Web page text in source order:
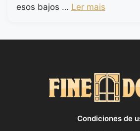
esos bajos … Ler mais
Condiciones de